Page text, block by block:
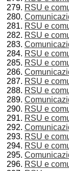
RSU e
RSU e
RSU e
RSU e
RSU e
RSU e
RSU e
RSU e
RSU e
RSU e
RSU e
RSU e